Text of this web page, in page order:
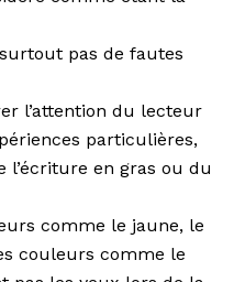
pas de fautes
l’attention du lecteur
particulières,
l’écriture en gras ou du
comme le jaune, le
couleurs comme le